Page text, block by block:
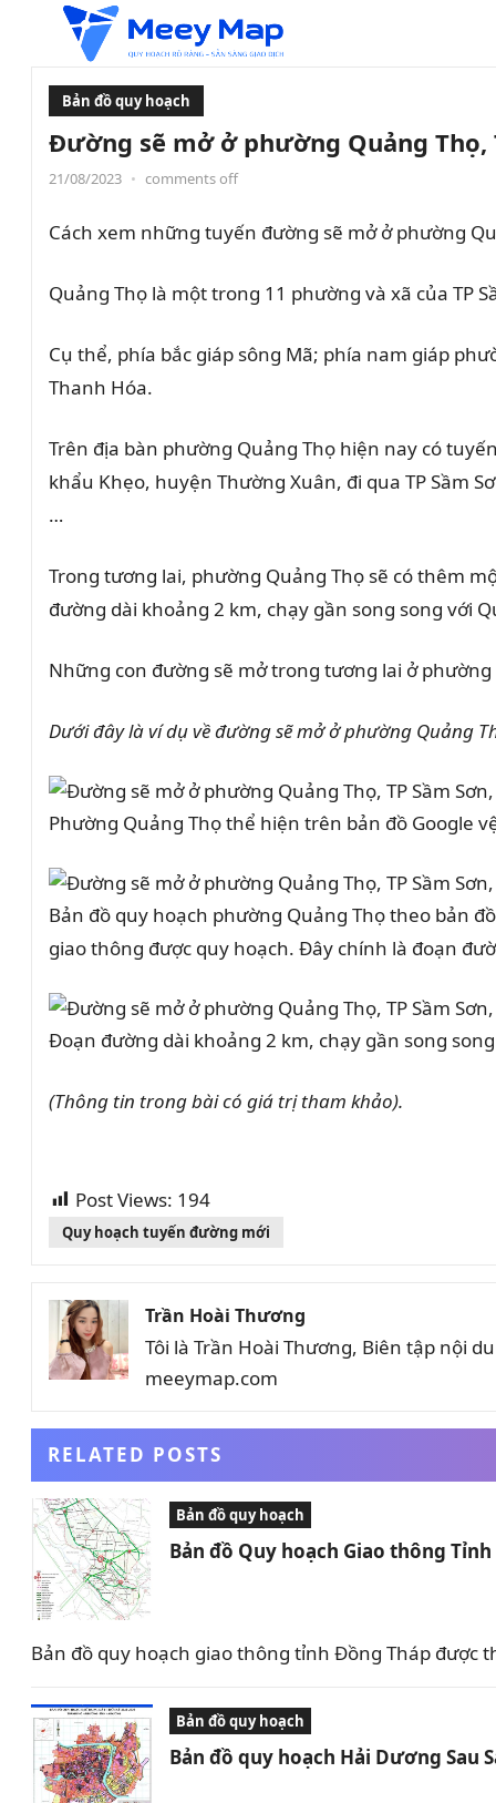
Bản đồ quy hoạch
Đường sẽ mở ở phường Quảng Thọ,
21/08/2023 • comments off
Cách xem những tuyến đường sẽ mở ở phường
Quảng Thọ là một trong 11 phường và xã của TP
Cụ thể, phía bắc giáp sông Mã; phía nam giáp
Thanh Hóa.
Trên địa bàn phường Quảng Thọ hiện nay có
khẩu Khẹo, huyện Thường Xuân, đi qua TP Sầm
…
Trong tương lai, phường Quảng Thọ sẽ có thêm
đường dài khoảng 2 km, chạy gần song song với
Những con đường sẽ mở trong tương lai ở phường
Dưới đây là ví dụ về đường sẽ mở ở phường Quảng
Phường Quảng Thọ thể hiện trên bản đồ Google
Bản đồ quy hoạch phường Quảng Thọ theo bản
giao thông được quy hoạch. Đây chính là đoạn
Đoạn đường dài khoảng 2 km, chạy gần song
(Thông tin trong bài có giá trị tham khảo).
Post Views: 194
Quy hoạch tuyến đường mới
Trần Hoài Thương
Tôi là Trần Hoài Thương, Biên tập nội
meeymap.com
RELATED POSTS
Bản đồ quy hoạch
Bản đồ Quy hoạch Giao thông
Bản đồ quy hoạch giao thông tỉnh Đồng Tháp
Bản đồ quy hoạch
Bản đồ quy hoạch Hải Dương Sau